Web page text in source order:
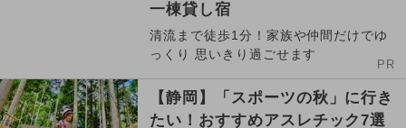
一棟貸し宿
清流まで徒歩1分！家族や仲間だけでゆ
っくり 思いきり過ごせます
PR
【静岡】「スポーツの秋」に行き
たい！おすすめアスレチック7選